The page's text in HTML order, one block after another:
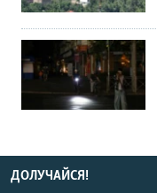
ДОЛУЧАЙСЯ!